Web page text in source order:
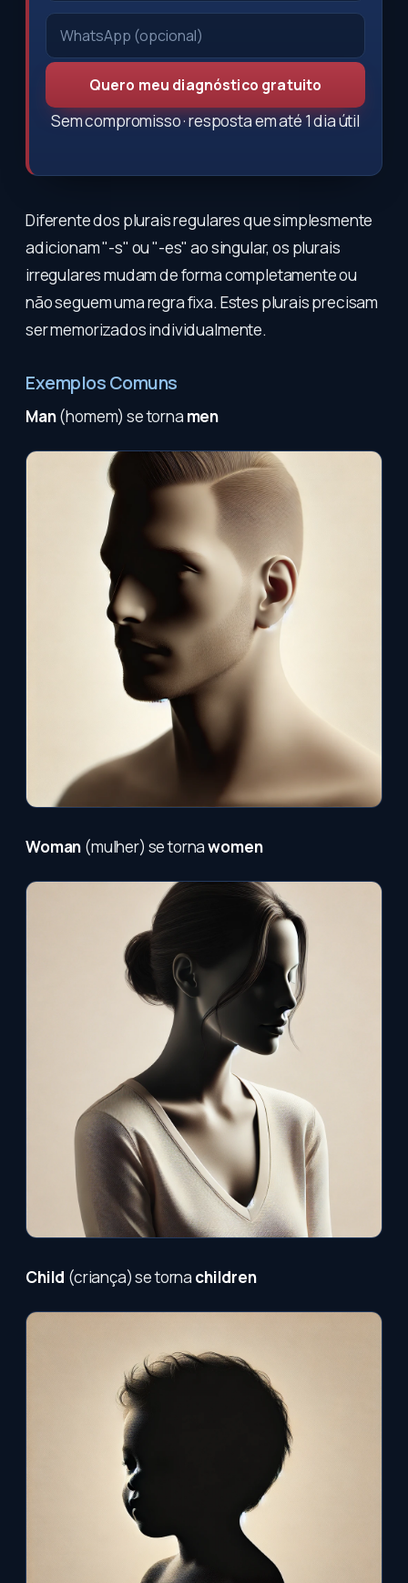
Quero meu diagnóstico gratuito
Sem compromisso · resposta em até 1 dia útil
Diferente dos plurais regulares que simplesmente
adicionam "-s" ou "-es" ao singular, os plurais
irregulares mudam de forma completamente ou
não seguem uma regra fixa. Estes plurais precisam
ser memorizados individualmente.
Exemplos Comuns
Man(homem) se torna men
Woman (mulher) se tornawomen
Child (criança) se torna children